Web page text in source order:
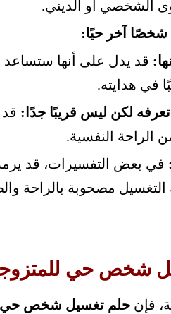
الشخصي أو الديني.
شخصًا آخر حيًا:
قد يدل على أنها
في هدايته.
لكن ليس قريبًا جدًا:
الراحة النفسية.
في بعض التفسيرات، قد
التغسيل مصحوبة بالراحة
شخص حي
فإنحلم تغسيل شخص حي